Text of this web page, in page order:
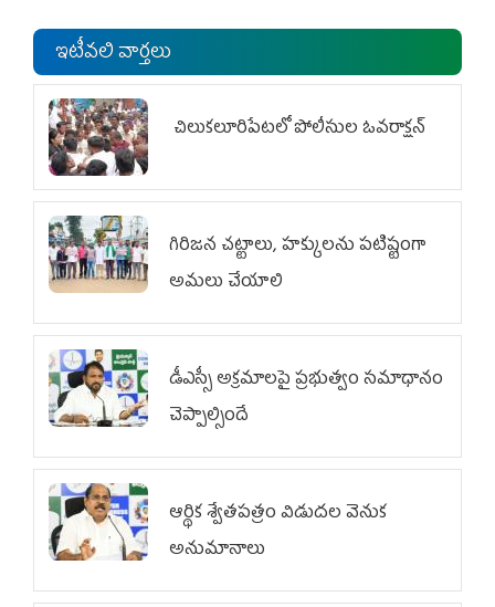
ఇటీవలి వార్తలు
చిలుక‌లూరిపేట‌లో పోలీసుల ఓవ‌రాక్ష‌న్‌
గిరిజన చట్టాలు, హక్కులను పటిష్టంగా
అమలు చేయాలి
డీఎస్సీ అక్రమాలపై ప్రభుత్వం సమాధానం
చెప్పాల్సిందే
ఆర్థిక శ్వేతపత్రం విడుదల వెనుక
అనుమానాలు